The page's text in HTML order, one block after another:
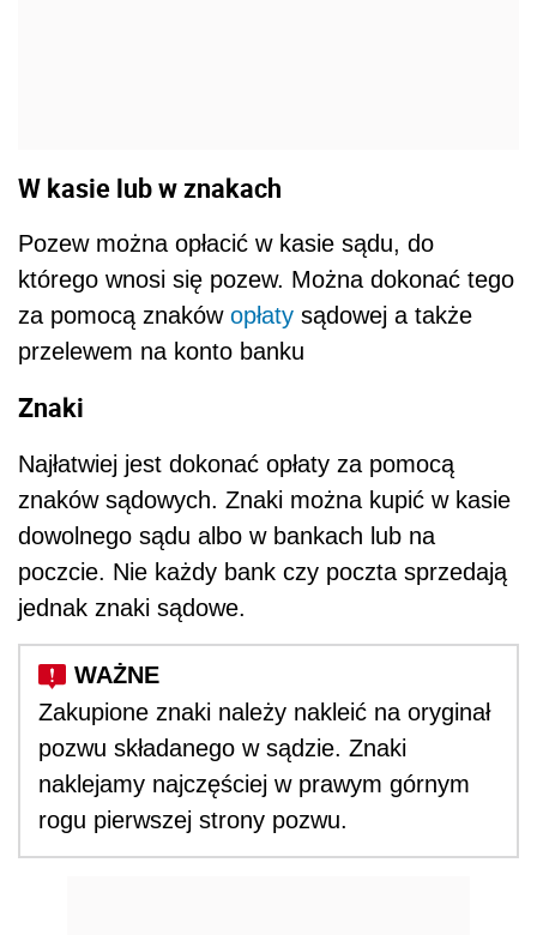
W kasie lub w znakach
Pozew można opłacić w kasie sądu, do
którego wnosi się pozew. Można dokonać tego
za pomocą znaków opłaty sądowej a także
przelewem na konto banku
Znaki
Najłatwiej jest dokonać opłaty za pomocą
znaków sądowych. Znaki można kupić w kasie
dowolnego sądu albo w bankach lub na
poczcie. Nie każdy bank czy poczta sprzedają
jednak znaki sądowe.
Zakupione znaki należy nakleić na oryginał
pozwu składanego w sądzie. Znaki
naklejamy najczęściej w prawym górnym
rogu pierwszej strony pozwu.